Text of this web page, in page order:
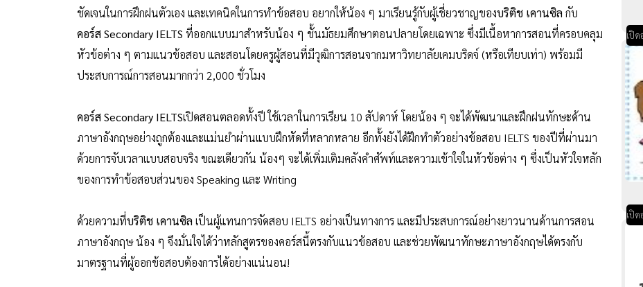
ชัดเจนในการฝึกฝนตัวเอง และเทคนิคในการทำข้อสอบ อยากให้น้อง ๆ มาเรียนรู้กับผู้เชี่ยวชาญของบริติช เคานซิล กับ
คอร์สSecondary IELTS ที่ออกแบบมาสำหรับน้อง ๆ ชั้นมัธยมศึกษาตอนปลายโดยเฉพาะ ซึ่งมีเนื้อหาการสอนที่ครอบคลุม
หัวข้อต่าง ๆ ตามแนวข้อสอบ และสอนโดยครูผู้สอนที่มีวุฒิการสอนจากมหาวิทยาลัยเคมบริดจ์ (หรือเทียบเท่า) พร้อมมี
ประสบการณ์การสอนมากกว่า 2,000 ชั่วโมง
คอร์สSecondary IELTSเปิดสอนตลอดทั้งปี ใช้เวลาในการเรียน 10 สัปดาห์ โดยน้อง ๆ จะได้พัฒนาและฝึกฝนทักษะด้าน
ภาษาอังกฤษอย่างถูกต้องและแม่นยำผ่านแบบฝึกหัดที่หลากหลาย อีกทั้งยังได้ฝึกทำตัวอย่างข้อสอบ IELTS ของปีที่ผ่านมา
ด้วยการจับเวลาแบบสอบจริง ขณะเดียวกัน น้องๆ จะได้เพิ่มเติมคลังคำศัพท์และความเข้าใจในหัวข้อต่าง ๆ ซึ่งเป็นหัวใจหลัก
ของการทำข้อสอบส่วนของ Speaking และ Writing
ด้วยความที่บริติช เคานซิล เป็นผู้แทนการจัดสอบ IELTS อย่างเป็นทางการ และมีประสบการณ์อย่างยาวนานด้านการสอน
ภาษาอังกฤษ น้อง ๆ จึงมั่นใจได้ว่าหลักสูตรของคอร์สนี้ตรงกับแนวข้อสอบ และช่วยพัฒนาทักษะภาษาอังกฤษได้ตรงกับ
มาตรฐานที่ผู้ออกข้อสอบต้องการได้อย่างแน่นอน!
เปิ
เปิ